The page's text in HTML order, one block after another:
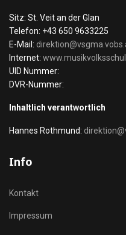
Sitz: St. Veit an der Glan
Telefon: +43 650 9633225
E-Mail:
Internet:
UID Nummer:
DVR-Nummer:
Inhaltlich verantwortlich
Hannes Rothmund:
Info
Kontakt
Impressum